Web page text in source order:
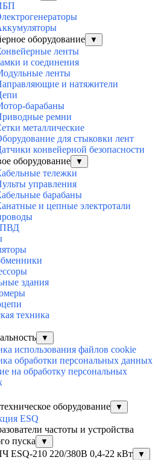
оборудование
▼
ленты
и соединения
ленты
и натяжители
барабаны
ремни
металлические
для стыковки лент
конвейерной безопасности
оборудование
▼
тележки
управления
барабаны
и цепные электротали
здания
техника
▼
использования файлов cookie
обработки персональных данных
на обработку персональных
оборудование ▼
ESQ
частоты и устройства
пуска
▼
ESQ-210 220/380В 0,4-22 кВт ▼